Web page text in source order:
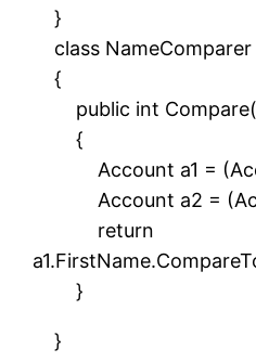
}
class NameComparer
{
public int
{
Account a1 =
Account a2 =
return
}
}